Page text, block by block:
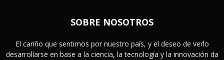
SOBRE NOSOTROS
El cariño que sentimos por nuestro país, y el deseo de verlo
desarrollarse en base a la ciencia, la tecnología y la innovación da